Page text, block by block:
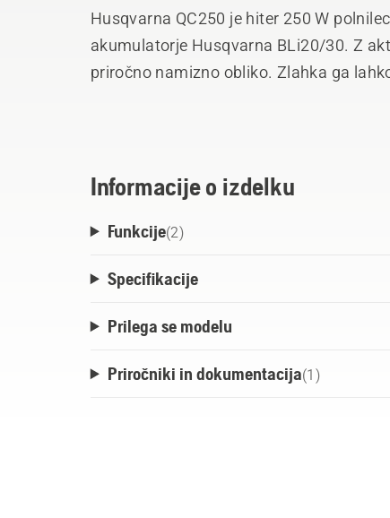
Husqvarna QC250 je hiter 250 W
akumulatorje Husqvarna BLi20/30. Z
priročno namizno obliko. Zlahka ga
Informacije o izdelku
Funkcije(2)
Specifikacije
Prilega se modelu
Priročniki in dokumentacija(1 )